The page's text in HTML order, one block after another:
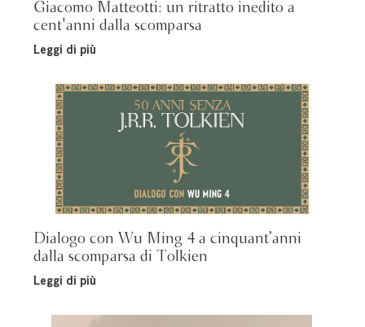
Giacomo Matteotti: un ritratto inedito a
cent'anni dalla scomparsa
Leggi di più
Dialogo con Wu Ming 4 a cinquant’anni
dalla scomparsa di Tolkien
Leggi di più